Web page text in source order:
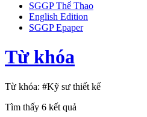
SGGP Thể Thao
English Edition
SGGP Epaper
Từ khóa
Từ khóa: #Kỹ sư thiết kế
Tìm thấy 6 kết quả